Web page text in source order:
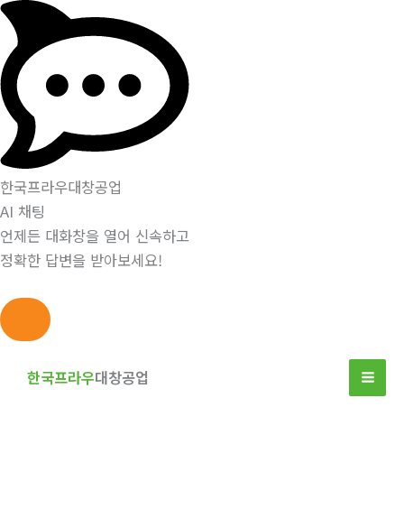
한국프라우대창공업
AI 채팅
언제든 대화창을 열어 신속하고
정확한 답변을 받아보세요!
한국프라우대창공업